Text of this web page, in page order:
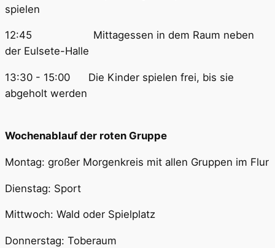
spielen
12:45 Mittagessen in dem Raum neben
der Eulsete-Halle
13:30 - 15:00 Die Kinder spielen frei, bis sie
abgeholt werden
Wochenablauf der roten Gruppe
Montag: großer Morgenkreis mit allen Gruppen im Flur
Dienstag: Sport
Mittwoch: Wald oder Spielplatz
Donnerstag: Toberaum